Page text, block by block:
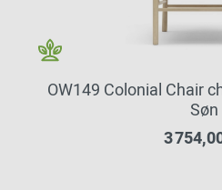
OW149 Colonial Chair
Søn
3